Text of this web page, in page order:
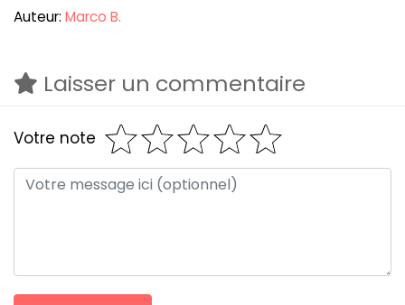
Auteur: Marco B.
Laisser un commentaire
Votre note